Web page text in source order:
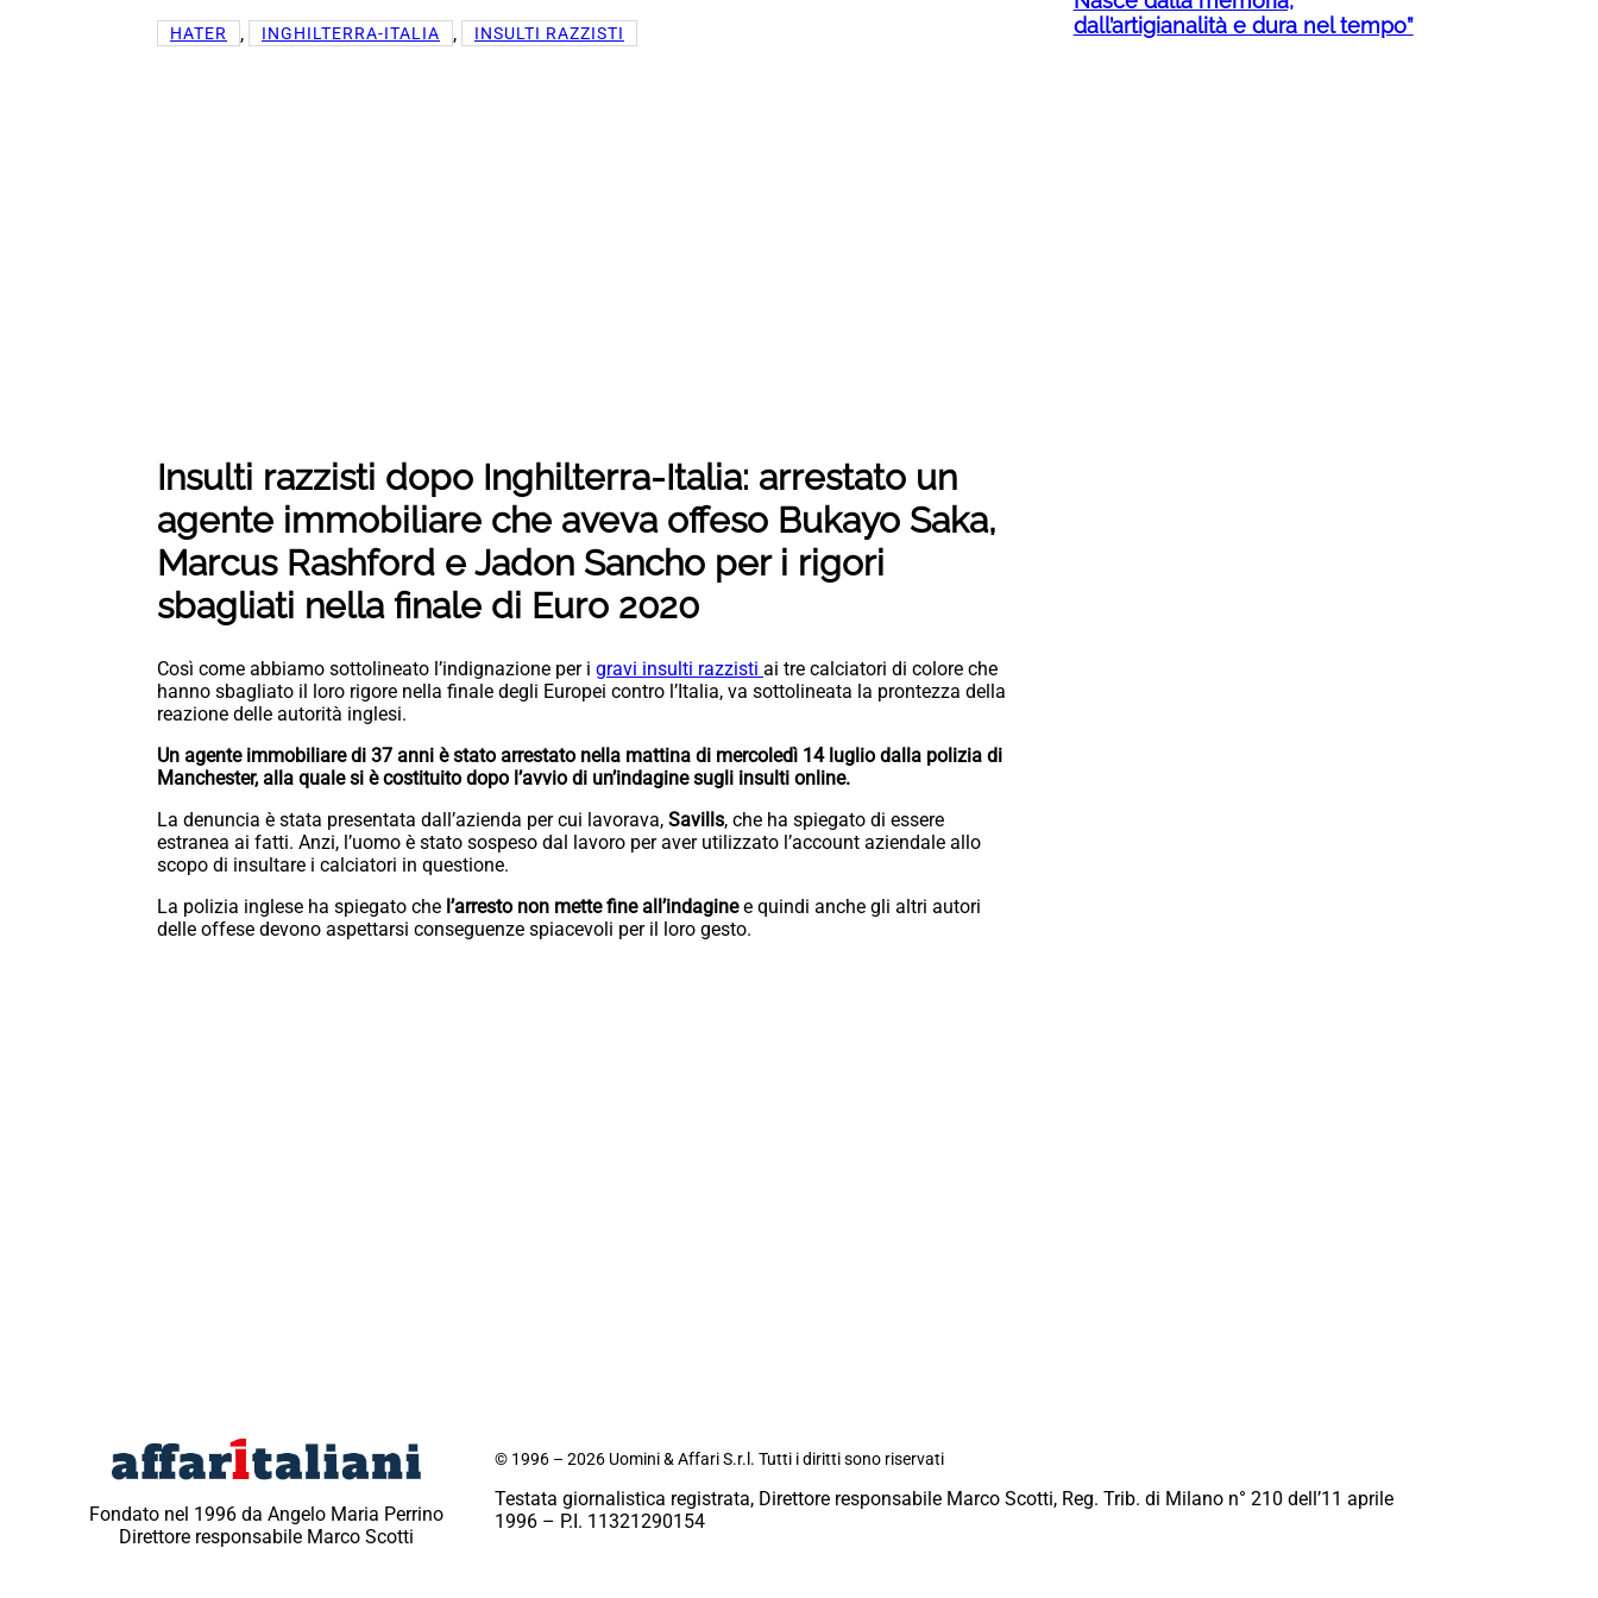
HATER , INGHILTERRA-ITALIA , INSULTI RAZZISTI
Insulti razzisti dopo Inghilterra-Italia: arrestato un
agente immobiliare che aveva offeso Bukayo Saka,
Marcus Rashford e Jadon Sancho per i rigori
sbagliati nella finale di Euro 2020
Così come abbiamo sottolineato l’indignazione per i gravi insulti razzisti ai tre calciatori di colore che
hanno sbagliato il loro rigore nella finale degli Europei contro l’Italia, va sottolineata la prontezza della
reazione delle autorità inglesi.
Un agente immobiliare di 37 anni è stato arrestato nella mattina di mercoledì 14 luglio dalla polizia di
Manchester, alla quale si è costituito dopo l’avvio di un’indagine sugli insulti online.
La denuncia è stata presentata dall’azienda per cui lavorava, Savills, che ha spiegato di essere
estranea ai fatti. Anzi, l’uomo è stato sospeso dal lavoro per aver utilizzato l’account aziendale allo
scopo di insultare i calciatori in questione.
La polizia inglese ha spiegato che l’arresto non mette fine all’indaginee quindi anche gli altri autori
delle offese devono aspettarsi conseguenze spiacevoli per il loro gesto.
dall’artigianalità e dura nel tempo”
Fondato nel 1996 da Angelo Maria Perrino
Direttore responsabile Marco Scotti
© 1996 – 2026 Uomini & Affari S.r.l. Tutti i diritti sono riservati
Testata giornalistica registrata, Direttore responsabile Marco Scotti, Reg. Trib. di Milano n° 210 dell’11 aprile
1996 – P.I. 11321290154